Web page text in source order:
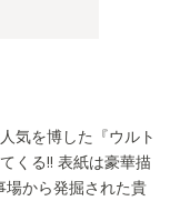
気を博した『ウルト
くる!! 表紙は豪華描
場から発掘された貴